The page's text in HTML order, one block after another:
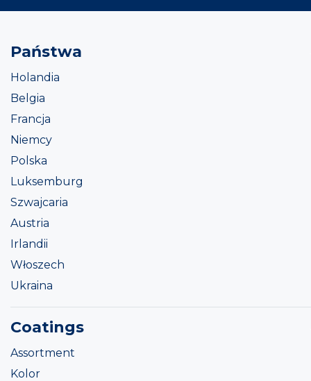
Państwa
Holandia
Belgia
Francja
Niemcy
Polska
Luksemburg
Szwajcaria
Austria
Irlandii
Włoszech
Ukraina
Coatings
Assortment
Kolor